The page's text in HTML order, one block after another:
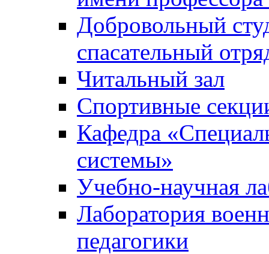
Добровольный
спасательный
Читальный зал
Спортивные
Кафедра
системы»
Учебно-научная
Лаборатория
педагогики